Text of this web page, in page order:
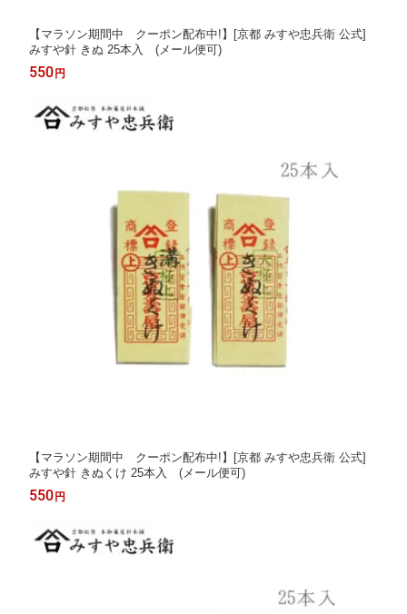
【マラソン期間中 クーポン配布中!】[京都 みすや忠兵衛 公式]
みすや針 きぬ 25本入 (メール便可)
550円
【マラソン期間中 クーポン配布中!】[京都 みすや忠兵衛 公式]
みすや針 きぬくけ 25本入 (メール便可)
550円